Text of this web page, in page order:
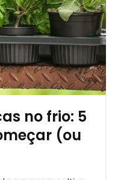
no frio: 5
(ou